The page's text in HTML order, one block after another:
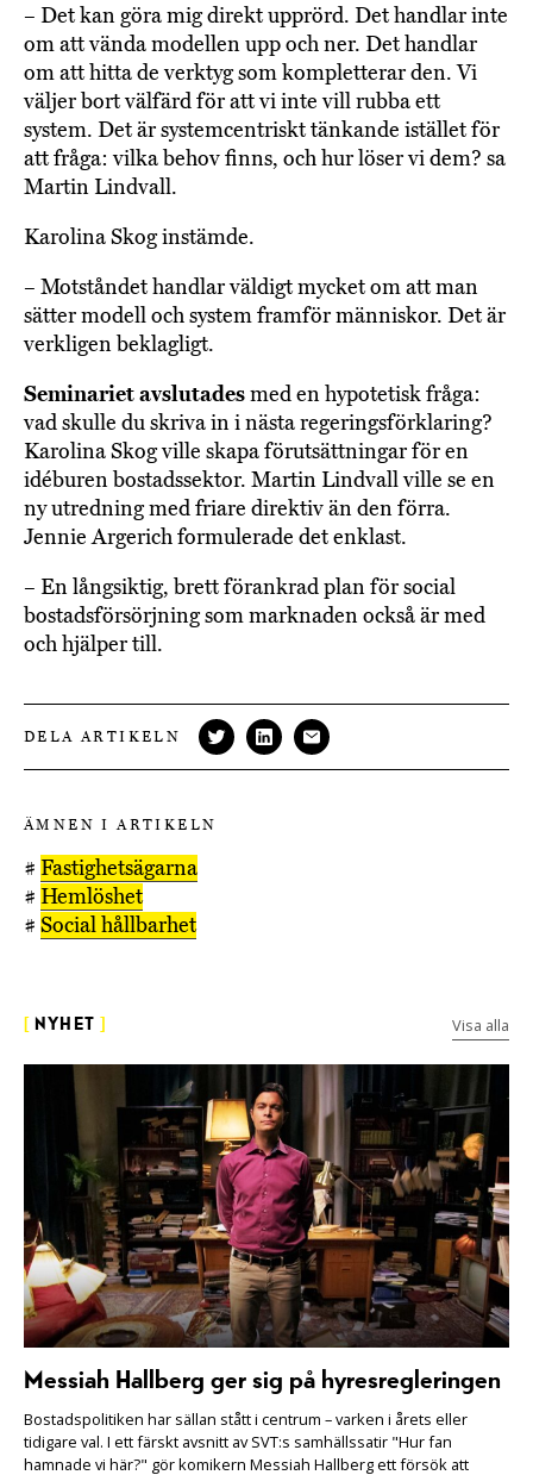
– Det kan göra mig direkt upprörd. Det handlar inte
om att vända modellen upp och ner. Det handlar
om att hitta de verktyg som kompletterar den. Vi
väljer bort välfärd för att vi inte vill rubba ett
system. Det är systemcentriskt tänkande istället för
att fråga: vilka behov finns, och hur löser vi dem? sa
Martin Lindvall.
Karolina Skog instämde.
– Motståndet handlar väldigt mycket om att man
sätter modell och system framför människor. Det är
verkligen beklagligt.
Seminariet avslutadesmed en hypotetisk fråga:
vad skulle du skriva in i nästa regeringsförklaring?
Karolina Skog ville skapa förutsättningar för en
idéburen bostadssektor. Martin Lindvall ville se en
ny utredning med friare direktiv än den förra.
Jennie Argerich formulerade det enklast.
– En långsiktig, brett förankrad plan för social
bostadsförsörjning som marknaden också är med
och hjälper till.
DELA ARTIKELN
ÄMNEN I ARTIKELN
# Fastighetsägarna
# Hemlöshet
# Social hållbarhet
NYHET Visa alla
Messiah Hallberg ger sig på hyresregleringen
Bostadspolitiken har sällan stått i centrum – varken i årets eller
tidigare val. I ett färskt avsnitt av SVT:s samhällssatir "Hur fan
hamnade vi här?" gör komikern Messiah Hallberg ett försök att